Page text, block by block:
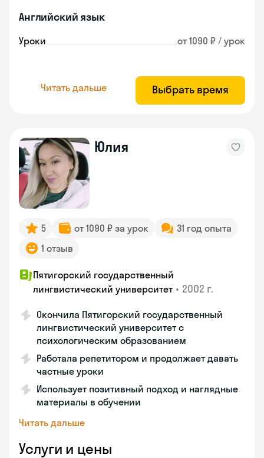
Английский язык
Уроки от 1090 ₽ / урок
Читать дальше Выбрать время
Юлия
5 от 1090 ₽ за урок
31 год опыта
1 отзыв
Пятигорский государственный
лингвистический университет • 2002 г.
Окончила Пятигорский государственный
лингвистический университет с
психологическим образованием
Работала репетитором и продолжает давать
частные уроки
Использует позитивный подход и наглядные
материалы в обучении
Читать дальше
Услуги и цены